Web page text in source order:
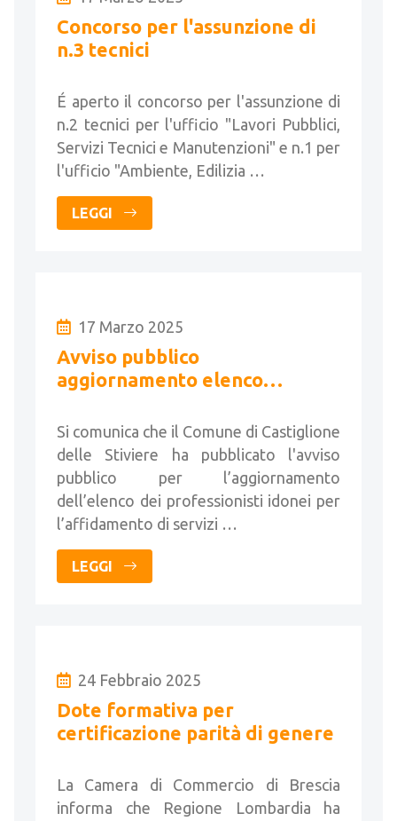
Concorso per l'assunzione di
n.3 tecnici
É aperto il concorso per l'assunzione di
n.2 tecnici per l'ufficio "Lavori Pubblici,
Servizi Tecnici e Manutenzioni" e n.1 per
l'ufficio "Ambiente, Edilizia …
LEGGI
17 Marzo 2025
Avviso pubblico
aggiornamento elenco
affidamento di servizi tecnici.
Si comunica che il Comune di Castiglione
delle Stiviere ha pubblicato l'avviso
pubblico per l’aggiornamento
dell’elenco dei professionisti idonei per
l’affidamento di servizi …
LEGGI
24 Febbraio 2025
Dote formativa per
certificazione parità di genere
La Camera di Commercio di Brescia
informa che Regione Lombardia ha